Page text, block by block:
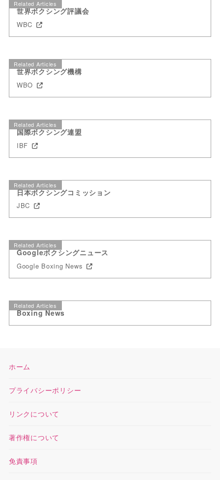
Related Articles
世界ボクシング評議会
WBC
Related Articles
世界ボクシング機構
WBO
Related Articles
国際ボクシング連盟
IBF
Related Articles
日本ボクシングコミッション
JBC
Related Articles
Googleボクシングニュース
Google Boxing News
Related Articles
Boxing News
ホーム
プライバシーポリシー
リンクについて
著作権について
免責事項